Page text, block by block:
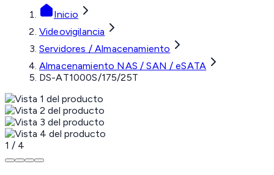
Inicio
Videovigilancia
Servidores / Almacenamiento
Almacenamiento NAS / SAN / eSATA
DS-AT1000S/175/25T
1 / 4